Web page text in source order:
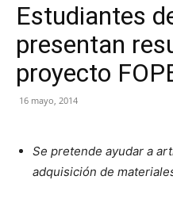
Estudiantes
presentan
proyecto
16 mayo, 2014
Se pretende ayudar a
adquisición de